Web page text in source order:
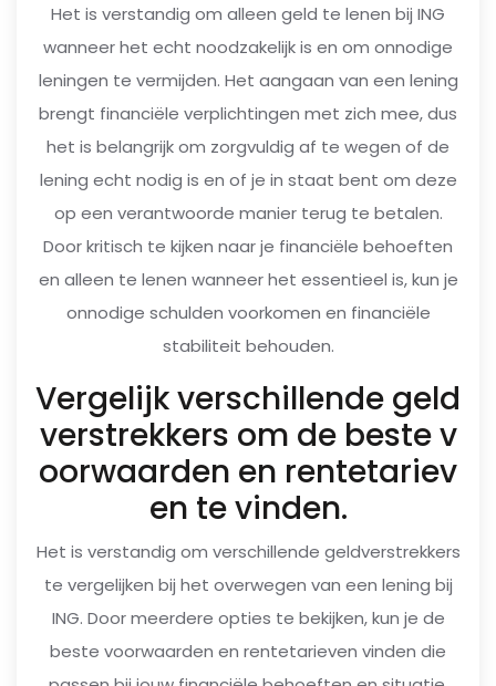
Het is verstandig om alleen geld te lenen bij ING
wanneer het echt noodzakelijk is en om onnodige
leningen te vermijden. Het aangaan van een lening
brengt financiële verplichtingen met zich mee, dus
het is belangrijk om zorgvuldig af te wegen of de
lening echt nodig is en of je in staat bent om deze
op een verantwoorde manier terug te betalen.
Door kritisch te kijken naar je financiële behoeften
en alleen te lenen wanneer het essentieel is, kun je
onnodige schulden voorkomen en financiële
stabiliteit behouden.
Vergelijk verschillende geld
verstrekkers om de beste v
oorwaarden en rentetariev
en te vinden.
Het is verstandig om verschillende geldverstrekkers
te vergelijken bij het overwegen van een lening bij
ING. Door meerdere opties te bekijken, kun je de
beste voorwaarden en rentetarieven vinden die